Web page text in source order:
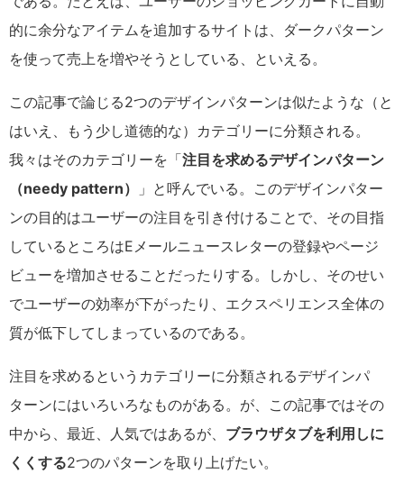
的に余分なアイテムを追加するサイトは、ダークパターン
を使って売上を増やそうとしている、といえる。
この記事で論じる2つのデザインパターンは似たような（と
はいえ、もう少し道徳的な）カテゴリーに分類される。
我々はそのカテゴリーを「注目を求めるデザインパターン
（needy pattern）
」と呼んでいる。このデザインパター
ンの目的はユーザーの注目を引き付けることで、その目指
しているところはEメールニュースレターの登録やページ
ビューを増加させることだったりする。しかし、そのせい
でユーザーの効率が下がったり、エクスペリエンス全体の
質が低下してしまっているのである。
注目を求めるというカテゴリーに分類されるデザインパ
ターンにはいろいろなものがある。が、この記事ではその
中から、最近、人気ではあるが、 ブラウザタブを利用しに
くくする2つのパターンを取り上げたい。